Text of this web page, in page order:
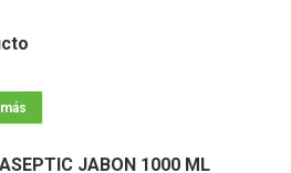
JABON 1000 ML